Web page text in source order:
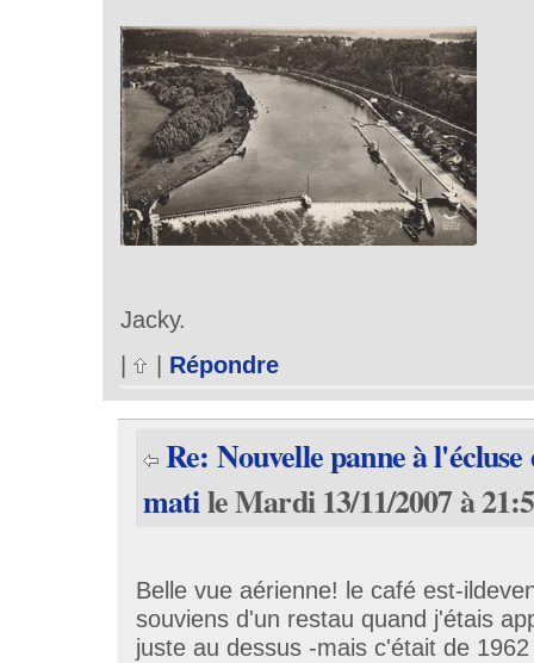
Jacky.
|
| Répondre
Re: Nouvelle panne à
matile Mardi 13/11/2007 à
Belle vue aérienne! le café est-
souviens d'un restau quand j'étais
juste au dessus -mais c'était de